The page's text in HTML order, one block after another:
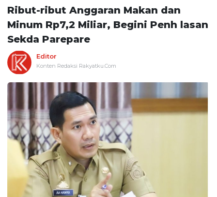
Ribut-ribut Anggaran Makan dan
Minum Rp7,2 Miliar, Begini Penh lasan
Sekda Parepare
Editor
Konten Redaksi Rakyatku.Com